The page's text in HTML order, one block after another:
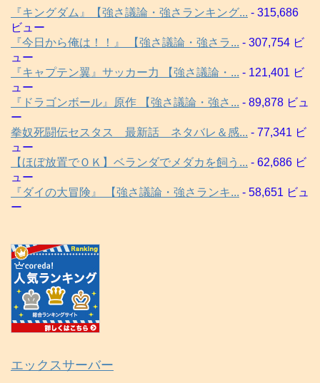
『キングダム』【強さ議論・強さランキング... - 315,686
ビュー
『今日から俺は！！』 【強さ議論・強さラ... - 307,754 ビ
ュー
『キャプテン翼』サッカー力 【強さ議論・... - 121,401 ビ
ュー
『ドラゴンボール』原作 【強さ議論・強さ... - 89,878 ビュ
ー
拳奴死闘伝セスタス 最新話 ネタバレ＆感... - 77,341 ビ
ュー
【ほぼ放置でＯＫ】ベランダでメダカを飼う... - 62,686 ビ
ュー
『ダイの大冒険』 【強さ議論・強さランキ... - 58,651 ビュ
ー
エックスサーバー